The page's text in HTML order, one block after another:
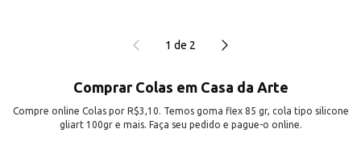
1 de 2
Comprar Colas em Casa da Arte
Compre online Colas por R$3,10. Temos goma flex 85 gr, cola tipo silicone
gliart 100gr e mais. Faça seu pedido e pague-o online.